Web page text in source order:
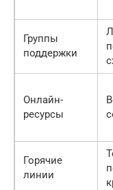
Группы
поддержки
Онлайн-
ресурсы
Горячие
линии